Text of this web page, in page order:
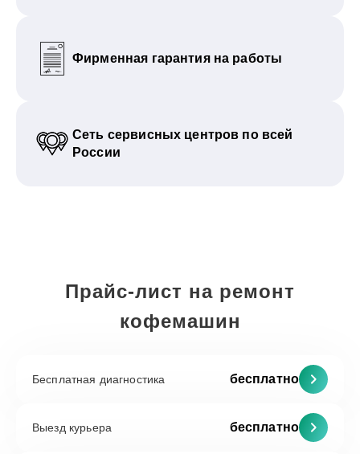
Фирменная гарантия на работы
Сеть сервисных центров по всей
России
Прайс-лист на ремонт
кофемашин
Бесплатная диагностика бесплатно
Выезд курьера бесплатно